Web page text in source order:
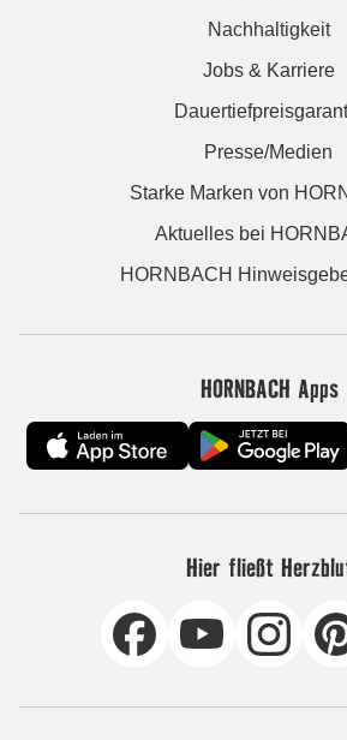
Nachhaltigkeit
Jobs & Karriere
Presse/Medien
Starke Marken von
Aktuelles bei
HORNBACH
HORNBACH Apps
Hier fließt